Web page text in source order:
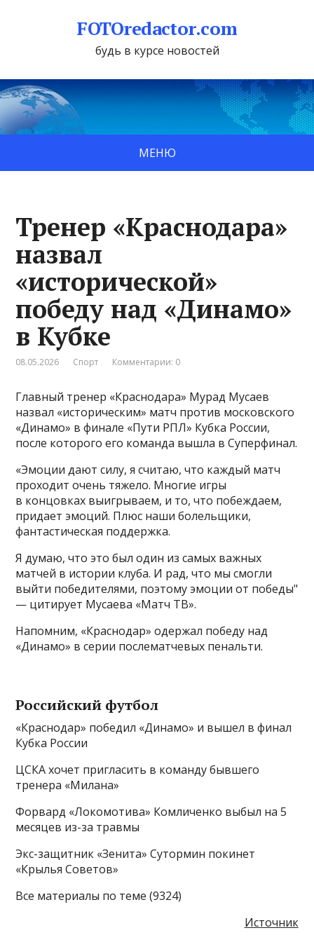
FOTOredactor.com
будь в курсе новостей
МЕНЮ
Тренер «Краснодара»
назвал
«исторической»
победу над «Динамо»
в Кубке
08.05.2026 Спорт Комментарии: 0
Главный тренер «Краснодара» Мурад Мусаев
назвал «историческим» матч против московского
«Динамо» в финале «Пути РПЛ» Кубка России,
после которого его команда вышла в Суперфинал.
«Эмоции дают силу, я считаю, что каждый матч
проходит очень тяжело. Многие игры
в концовках выигрываем, и то, что побеждаем,
придает эмоций. Плюс наши болельщики,
фантастическая поддержка.
Я думаю, что это был один из самых важных
матчей в истории клуба. И рад, что мы смогли
выйти победителями, поэтому эмоции от победы"
— цитирует Мусаева «Матч ТВ».
Напомним, «Краснодар» одержал победу над
«Динамо» в серии послематчевых пенальти.
Российский футбол
«Краснодар» победил «Динамо» и вышел в финал
Кубка России
ЦСКА хочет пригласить в команду бывшего
тренера «Милана»
Форвард «Локомотива» Комличенко выбыл на 5
месяцев из-за травмы
Экс-защитник «Зенита» Сутормин покинет
«Крылья Советов»
Все материалы по теме (9324)
Источник